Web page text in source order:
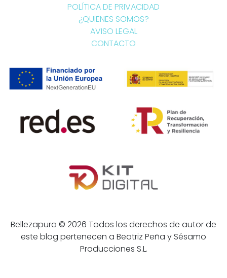
POLÍTICA DE PRIVACIDAD
¿QUIENES SOMOS?
AVISO LEGAL
CONTACTO
Bellezapura © 2026 Todos los derechos de autor de
este blog pertenecen a Beatriz Peña y Sésamo
Producciones S.L.